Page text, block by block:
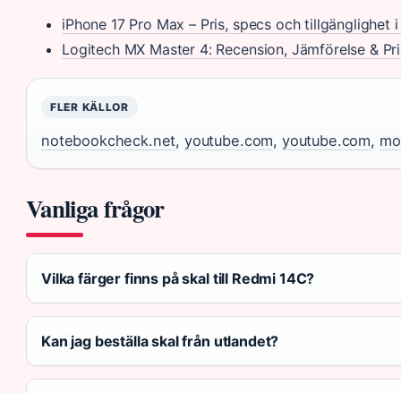
iPhone 17 Pro Max – Pris, specs och tillgänglighet
Logitech MX Master 4: Recension, Jämförelse &
FLER KÄLLOR
notebookcheck.net, youtube.com, youtube.com,
Vanliga frågor
Vilka färger finns på skal till Redmi 14C?
Kan jag beställa skal från utlandet?